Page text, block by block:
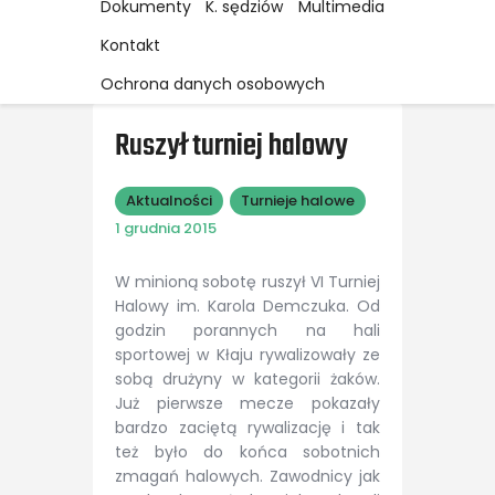
Dokumenty
K. sędziów
Multimedia
Kontakt
Ochrona danych osobowych
Ruszył turniej halowy
Aktualności
Turnieje halowe
1 grudnia 2015
W minioną sobotę ruszył VI Turniej
Halowy im. Karola Demczuka. Od
godzin porannych na hali
sportowej w Kłaju rywalizowały ze
sobą drużyny w kategorii żaków.
Już pierwsze mecze pokazały
bardzo zaciętą rywalizację i tak
też było do końca sobotnich
zmagań halowych. Zawodnicy jak